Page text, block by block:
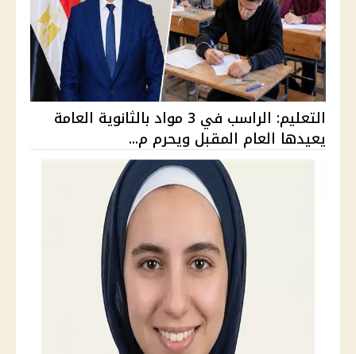
التعليم: الراسب في 3 مواد بالثانوية العامة
يعيدها العام المقبل ويحرم م...